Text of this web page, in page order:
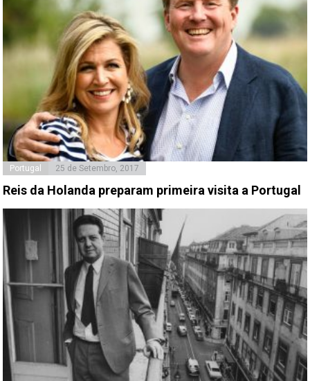
Portugal 25 de Setembro, 2017
Reis da Holanda preparam primeira visita a Portugal